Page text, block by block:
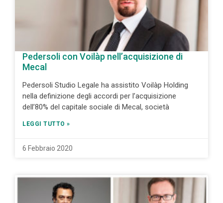
Pedersoli con Voilàp nell’acquisizione di
Mecal
Pedersoli Studio Legale ha assistito Voilàp Holding
nella definizione degli accordi per l’acquisizione
dell’80% del capitale sociale di Mecal, società
LEGGI TUTTO »
6 Febbraio 2020